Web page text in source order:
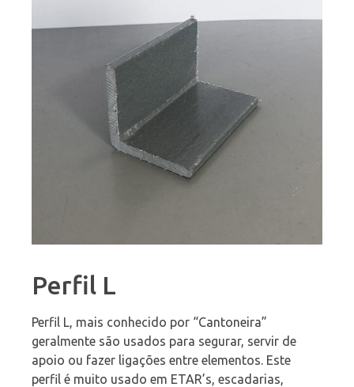
Perfil L
Perfil L, mais conhecido por “Cantoneira”
geralmente são usados para segurar, servir de
apoio ou fazer ligações entre elementos. Este
perfil é muito usado em ETAR’s, escadarias,